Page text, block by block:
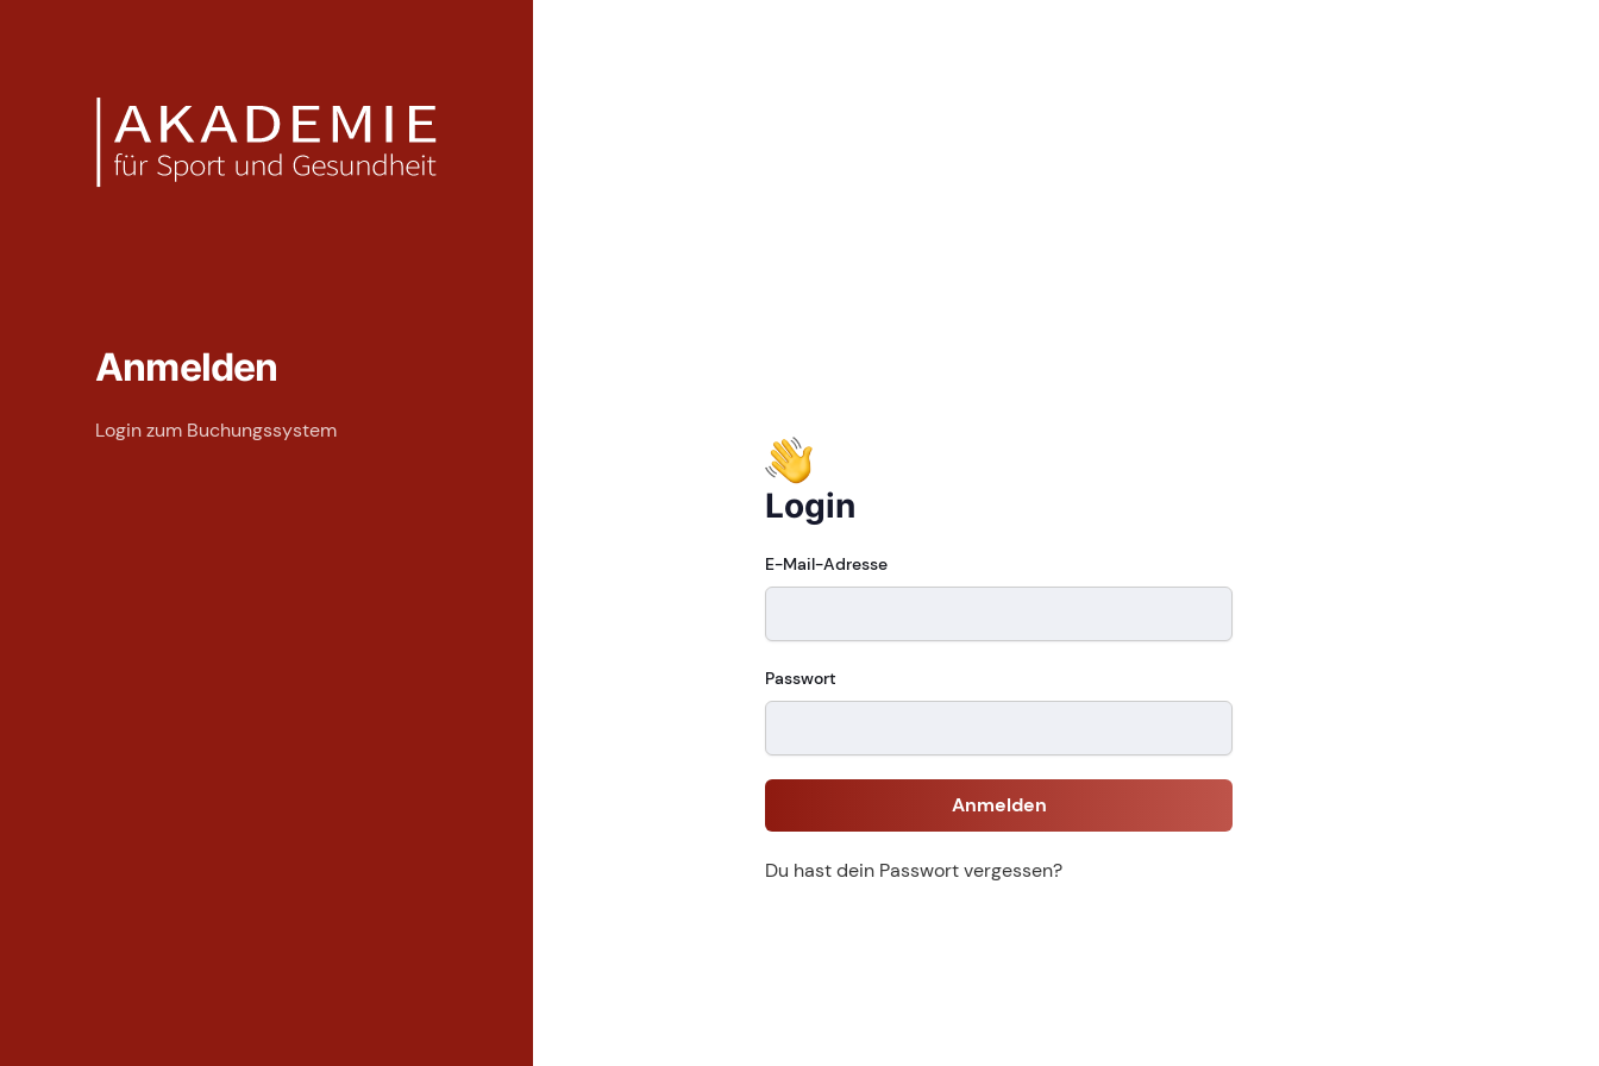
Anmelden
Login zum Buchungssystem
Login
E-Mail-Adresse
Passwort
Anmelden
Du hast dein Passwort vergessen?